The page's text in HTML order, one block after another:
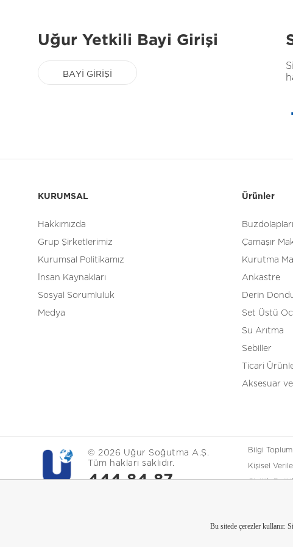
Bu sitede çerezler kullanır.
Uğur Yetkili Bayi Girişi
BAYİ GİRİŞİ
KURUMSAL
Hakkımızda
Grup Şirketlerimiz
Kurumsal Politikamız
İnsan Kaynakları
Sosyal Sorumluluk
Medya
Ürünler
Buzdolapları
Çamaşır
Kurutma
Ankastre
Derin
Set Üstü
Su Arıtma
Sebiller
Ticari
Aksesuar
© 2026 Uğur Soğutma A.Ş.
Tüm hakları saklıdır.
444 84 87
Bilgi
Kişisel
Gizlilik